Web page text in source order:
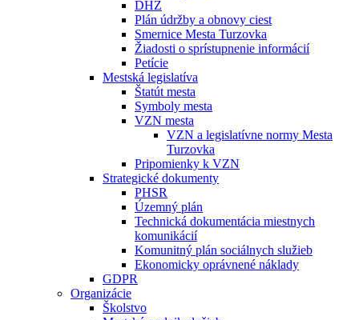
DHZ
Plán údržby a obnovy ciest
Smernice Mesta Turzovka
Žiadosti o sprístupnenie informácií
Petície
Mestská legislatíva
Štatút mesta
Symboly mesta
VZN mesta
VZN a legislatívne normy Mesta
Turzovka
Pripomienky k VZN
Strategické dokumenty
PHSR
Územný plán
Technická dokumentácia miestnych
komunikácií
Komunitný plán sociálnych služieb
Ekonomicky oprávnené náklady
GDPR
Organizácie
Školstvo